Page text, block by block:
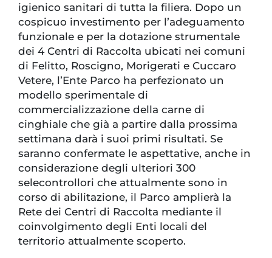
igienico sanitari di tutta la filiera. Dopo un
cospicuo investimento per l’adeguamento
funzionale e per la dotazione strumentale
dei 4 Centri di Raccolta ubicati nei comuni
di Felitto, Roscigno, Morigerati e Cuccaro
Vetere, l’Ente Parco ha perfezionato un
modello sperimentale di
commercializzazione della carne di
cinghiale che già a partire dalla prossima
settimana darà i suoi primi risultati. Se
saranno confermate le aspettative, anche in
considerazione degli ulteriori 300
selecontrollori che attualmente sono in
corso di abilitazione, il Parco amplierà la
Rete dei Centri di Raccolta mediante il
coinvolgimento degli Enti locali del
territorio attualmente scoperto.